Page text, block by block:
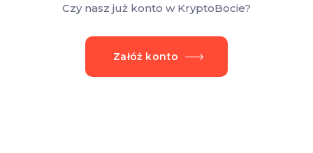
Czy nasz już konto w KryptoBocie?
Załóż konto